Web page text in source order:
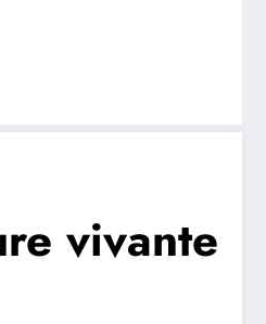
vivante